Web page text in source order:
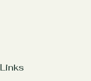
Links